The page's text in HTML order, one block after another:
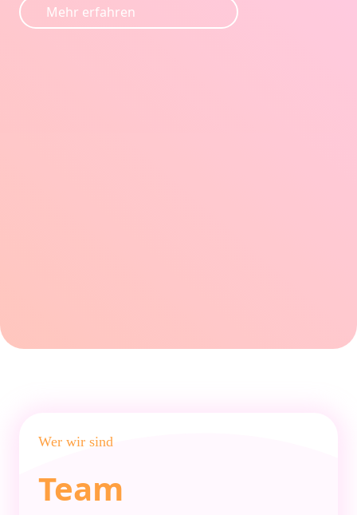
Mehr erfahren
Wer wir sind
Team